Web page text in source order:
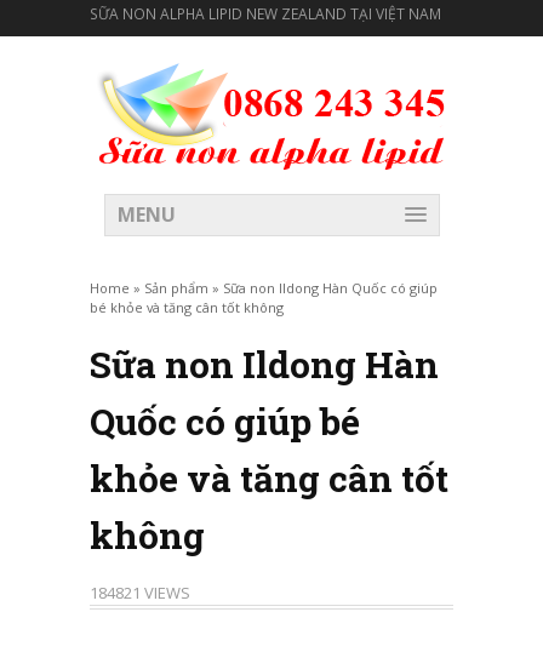
SỮA NON ALPHA LIPID NEW ZEALAND TẠI VIỆT NAM
MENU
Home » Sản phẩm » Sữa non Ildong Hàn Quốc có giúp
bé khỏe và tăng cân tốt không
Sữa non Ildong Hàn
Quốc có giúp bé
khỏe và tăng cân tốt
không
184821 VIEWS